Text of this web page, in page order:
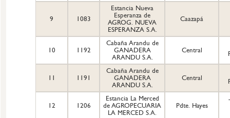
9 1083
Estancia Nueva
Esperanza de
AGROG. NUEVA
ESPERANZA S.A.
Caazapá
10 1192
Cabaña Arandu de
GANADERA
ARANDU S.A.
Central
11 1191
Cabaña Arandu de
GANADERA
ARANDU S.A.
Central
12 1206
Estancia La Merced
de AGROPECUARIA
LA MERCED S.A.
Pdte. Hayes